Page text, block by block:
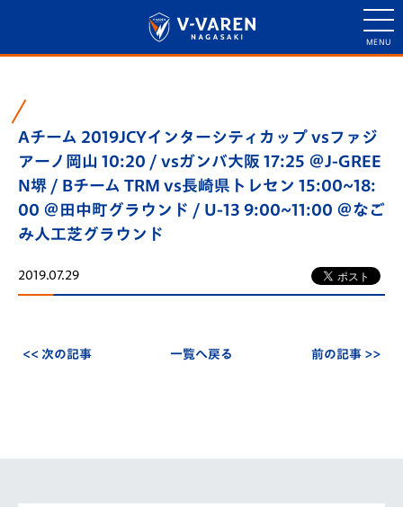
Aチーム 2019JCYインターシティカップ vsファジ
アーノ岡山 10:20 / vsガンバ大阪 17:25 ＠J-GREE
N堺 / Bチーム TRM vs長崎県トレセン 15:00~18:
00 ＠田中町グラウンド / U-13 9:00~11:00 ＠なご
み人工芝グラウンド
2019.07.29
<< 次の記事 一覧へ戻る 前の記事 >>